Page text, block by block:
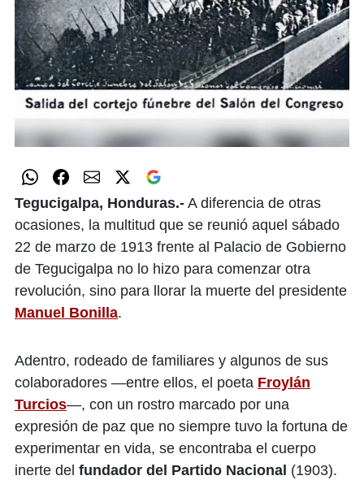
Tegucigalpa, Honduras.- A diferencia de otras
ocasiones, la multitud que se reunió aquel sábado
22 de marzo de 1913 frente al Palacio de Gobierno
de Tegucigalpa no lo hizo para comenzar otra
revolución, sino para llorar la muerte del presidente
Manuel Bonilla.
Adentro, rodeado de familiares y algunos de sus
colaboradores —entre ellos, el poeta Froylán
Turcios—, con un rostro marcado por una
expresión de paz que no siempre tuvo la fortuna de
experimentar en vida, se encontraba el cuerpo
inerte del fundador del Partido Nacional (1903).